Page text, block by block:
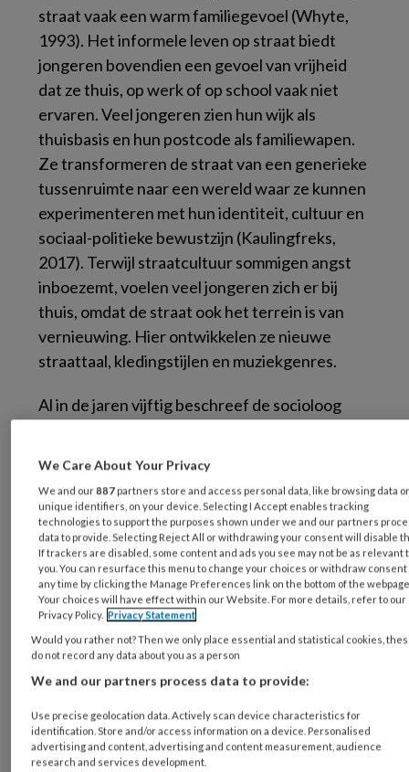
straat vaak een warm familiegevoel (Whyte,
1993). Het informele leven op straat biedt
jongeren bovendien een gevoel van vrijheid
dat ze thuis, op werk of op school vaak niet
ervaren. Veel jongeren zien hun wijk als
thuisbasis en hun postcode als familiewapen.
Ze transformeren de straat van een generieke
tussenruimte naar een wereld waar ze kunnen
experimenteren met hun identiteit, cultuur en
sociaal-politieke bewustzijn (Kaulingfreks,
2017). Terwijl straatcultuur sommigen angst
inboezemt, voelen veel jongeren zich er bij
thuis, omdat de straat ook het terrein is van
vernieuwing. Hier ontwikkelen ze nieuwe
straattaal, kledingstijlen en muziekgenres.
Al in de jaren vijftig beschreef de socioloog
een eigen sociale hiërarchie, regels en
omgangsvormen (Whyte, 1993). Socioloog
Albert Cohen beschreef hoe jongens uit de
arbeidersklasse een eigen subcultuur
ontwikkelen om zich te onderscheiden van de
mainstream cultuur waarvan zij zich vervreemd
voelen (Cohen, 1955). Mainstream
verwachtingspatronen worden omgedraaid,
waardoor het bijvoorbeeld ‘stoer’ is om je
activiteiten worden gezien als een legitieme
compensatie voor slechtere kansen op de
We Care About Your Privacy
We and our887 partners store and access personal data, like browsing data
unique identifiers, on your device. Selecting I Accept enables tracking
technologies to support the purposes shown under we and our partners
data to provide. Selecting Reject All or withdrawing your consent will disable
If trackers are disabled, some content and ads you see may not be as relevant
you. You can resurface this menu to change your choices or withdraw consent
any time by clicking the Manage Preferences link on the bottom of the
Your choices will have effect within our Website. For more details, refer to our
Privacy Policy. Privacy Statement
Would you rather not? Then we only place essential and statistical cookies,
do not record any data about you as a person
We and our partners process data to provide:
Use precise geolocation data. Actively scan device characteristics for
identification. Store and/or access information on a device. Personalised
advertising and content, advertising and content measurement, audience
research and services development.